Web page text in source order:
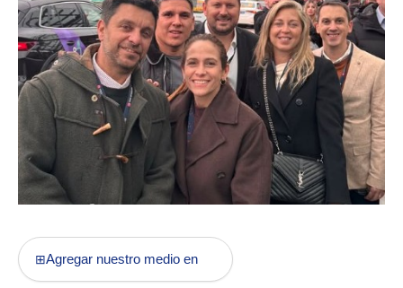
⊞Agregar nuestro medio en